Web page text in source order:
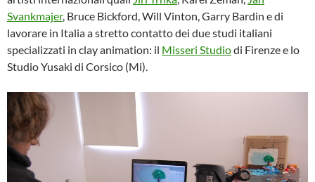
Svankmajer, Bruce Bickford, Will Vinton, Garry Bardin e di
lavorare in Italia a stretto contatto dei due studi italiani
specializzati in clay animation: il Misseri Studiodi Firenze e lo
Studio Yusaki di Corsico (Mi).